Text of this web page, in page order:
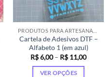
ser
escolhidas
na
página
do
produto
PRODUTOS PARA ARTESANATO
Cartela de Adesivos DTF –
Alfabeto 1 (em azul)
R$6,00 – R$ 11,00Faixa
VER OPÇÕES